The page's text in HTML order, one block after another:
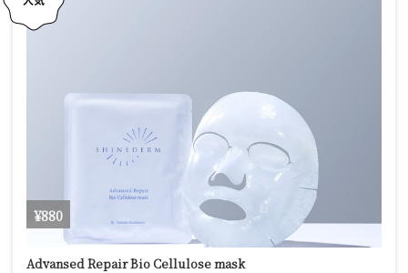
¥880
Advansed Repair Bio Cellulose mask